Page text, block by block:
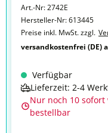
Art.-Nr:2742E
Hersteller-Nr:613445
Preise inkl. MwSt. zzgl.
versandkostenfrei (DE)
Verfügbar
Lieferzeit: 2-4
Nur noch 10
bestellbar